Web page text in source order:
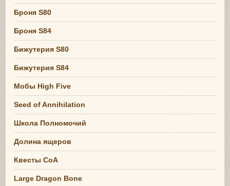
Броня S80
Броня S84
Бижутерия S80
Бижутерия S84
Мобы High Five
Seed of Annihilation
Школа Полномочий
Долина ящеров
Квесты СоА
Large Dragon Bone